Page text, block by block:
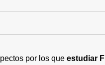
por los queestudiar